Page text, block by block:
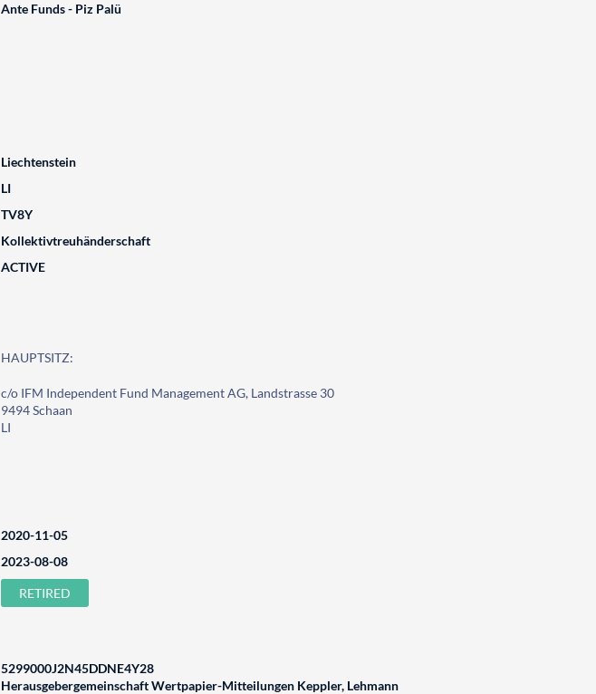
Ante Funds - Piz Palü
Liechtenstein
LI
TV8Y
Kollektivtreuhänderschaft
ACTIVE
HAUPTSITZ:
c/o IFM Independent Fund Management AG, Landstrasse 30
9494 Schaan
LI
2020-11-05
2023-08-08
RETIRED
5299000J2N45DDNE4Y28
Herausgebergemeinschaft Wertpapier-Mitteilungen Keppler, Lehmann